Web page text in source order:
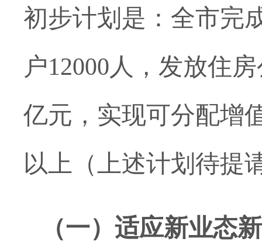
初步计划是： 全市完
户12000人，发放住
亿元，实现可分配增
以上（上述计划待提
（一）适应新业态